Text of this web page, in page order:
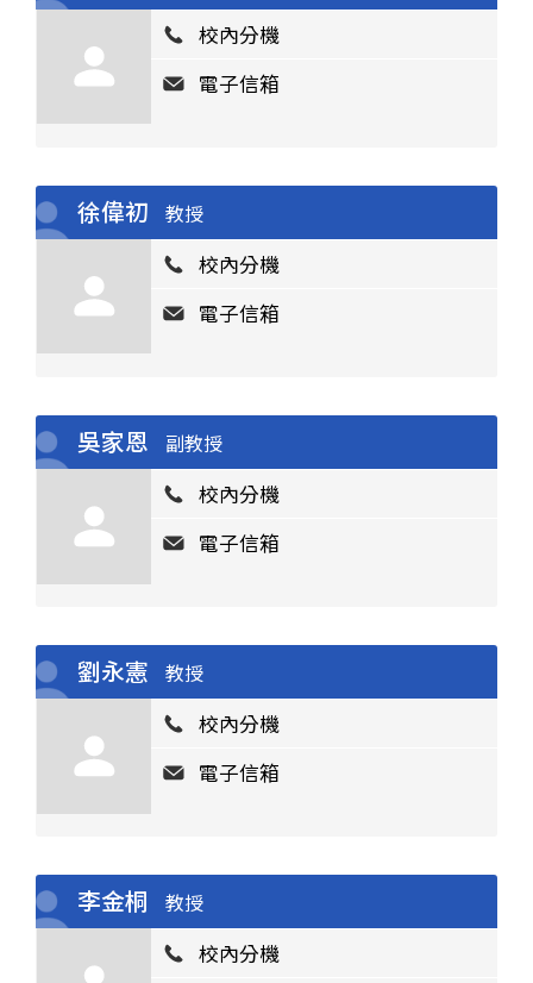
校內分機
電子信箱
徐偉初 教授
校內分機
電子信箱
吳家恩 副教授
校內分機
電子信箱
劉永憲 教授
校內分機
電子信箱
李金桐 教授
校內分機